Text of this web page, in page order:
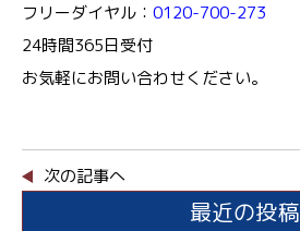
フリーダイヤル： 0120-700-273
24時間365日受付
お気軽にお問い合わせください。
次の記事へ
最近の投稿